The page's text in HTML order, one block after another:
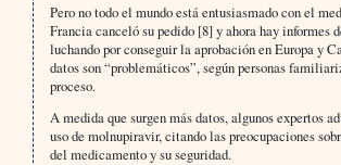
Pero no todo el mundo está entusiasmado con el
Francia canceló su pedido [8] y ahora hay informes
luchando por conseguir la aprobación en Europa y
datos son “problemáticos”, según personas
proceso.
A medida que surgen más datos, algunos expertos
uso de molnupiravir, citando las preocupaciones
del medicamento y su seguridad.